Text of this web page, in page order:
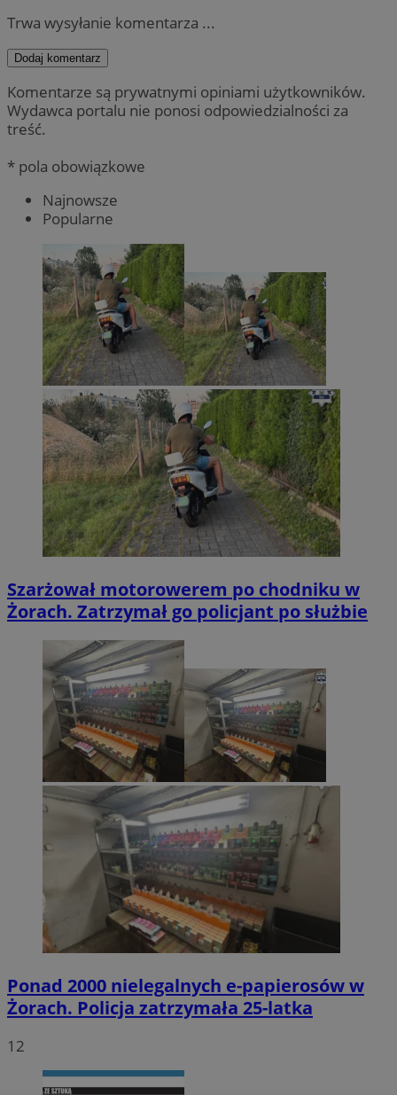
Trwa wysyłanie komentarza ...
Dodaj komentarz
Komentarze są prywatnymi opiniami użytkowników.
Wydawca portalu nie ponosi odpowiedzialności za
treść.
* pola obowiązkowe
Najnowsze
Popularne
Szarżował motorowerem po chodniku w
Żorach. Zatrzymał go policjant po służbie
Ponad 2000 nielegalnych e-papierosów w
Żorach. Policja zatrzymała 25-latka
12